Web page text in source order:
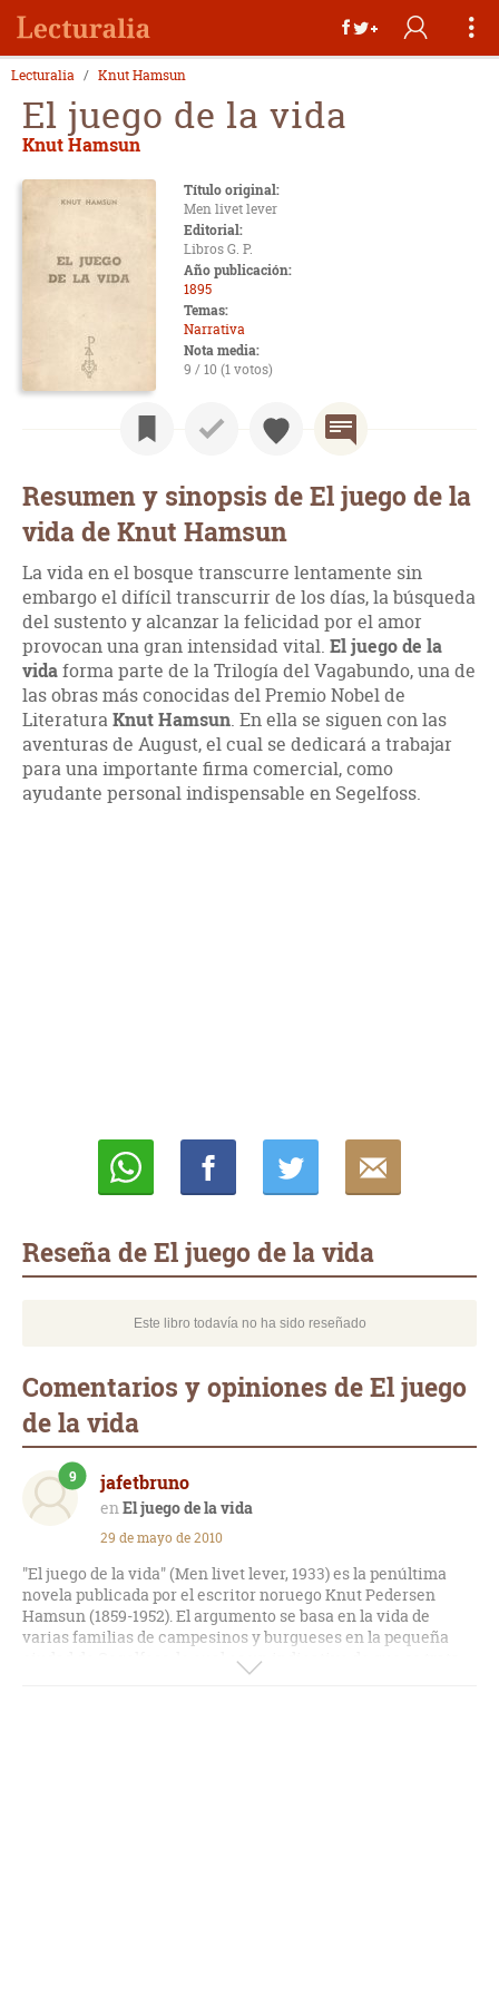
Lecturalia Knut Hamsun
El juego de la vida
Knut Hamsun
Título original:
Men livet lever
Editorial:
Libros G. P.
Año publicación:
1895
Temas:
Narrativa
Nota media:
9 / 10 (1 votos)
Resumen y sinopsis de El juego de la
vida de Knut Hamsun
La vida en el bosque transcurre lentamente sin
embargo el difícil transcurrir de los días, la búsqueda
del sustento y alcanzar la felicidad por el amor
provocan una gran intensidad vital. El juego de la
vidaforma parte de la Trilogía del Vagabundo, una de
las obras más conocidas del Premio Nobel de
LiteraturaKnut Hamsun. En ella se siguen con las
aventuras de August, el cual se dedicará a trabajar
para una importante firma comercial, como
ayudante personal indispensable en Segelfoss.
Reseña de El juego de la vida
Este libro todavía no ha sido reseñado
Comentarios y opiniones de El juego
de la vida
jafetbruno
El juego de la vida
9
29 de mayo de 2010
"El juego de la vida" (Men livet lever, 1933) es la penúltima
novela publicada por el escritor noruego Knut Pedersen
Hamsun (1859-1952). El argumento se basa en la vida de
varias familias de campesinos y burgueses en la pequeña
ciudad de Segelfoss, lo cual es un indicativo de que se trata
de una secuela de su novela "La ciudad de Segelfoss" (1915) y